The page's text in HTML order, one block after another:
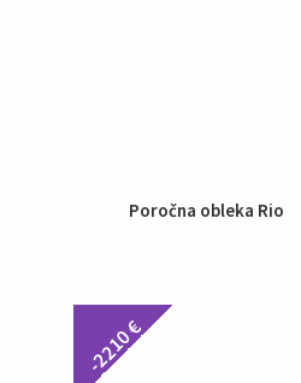
Poročna obleka Rio
-2210 €